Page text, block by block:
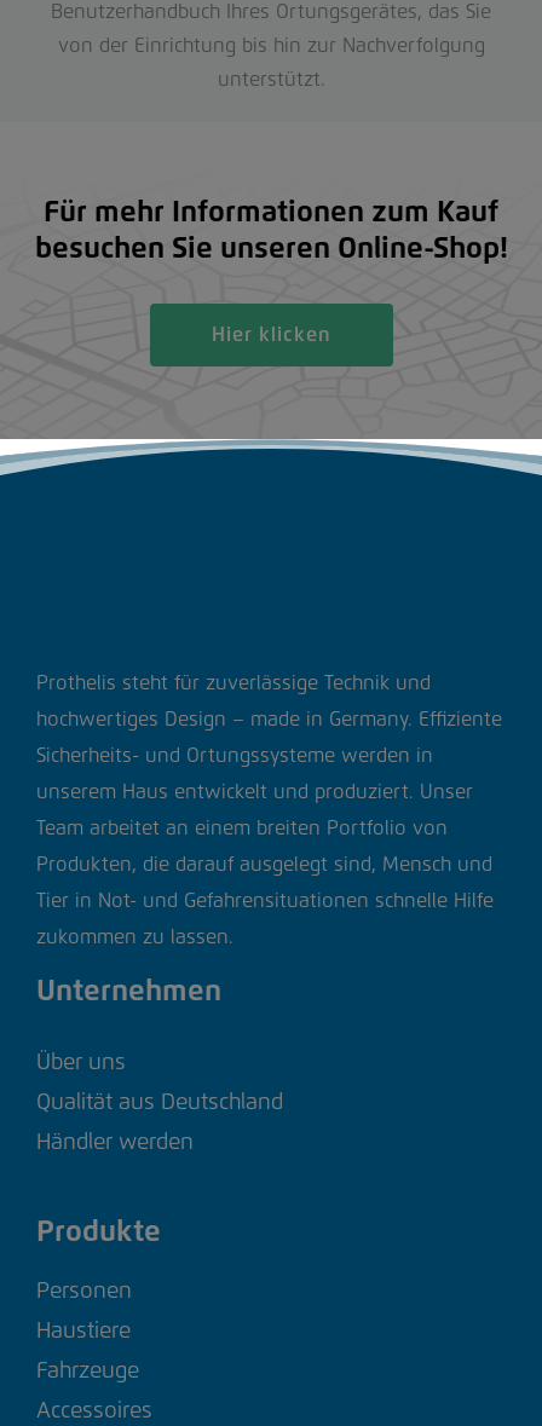
Benutzerhandbuch Ihres Ortungsgerätes, das Sie
von der Einrichtung bis hin zur Nachverfolgung
unterstützt.
Für mehr Informationen zum Kauf
besuchen Sie unseren Online-Shop!
Hier klicken
Prothelis steht für zuverlässige Technik und
hochwertiges Design – made in Germany. Effiziente
Sicherheits- und Ortungssysteme werden in
unserem Haus entwickelt und produziert. Unser
Team arbeitet an einem breiten Portfolio von
Produkten, die darauf ausgelegt sind, Mensch und
Tier in Not- und Gefahrensituationen schnelle Hilfe
zukommen zu lassen.
Unternehmen
Über uns
Qualität aus Deutschland
Händler werden
Produkte
Personen
Haustiere
Fahrzeuge
Accessoires